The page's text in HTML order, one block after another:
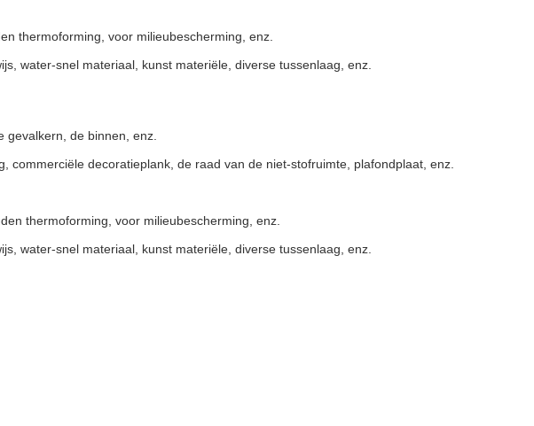
thermoforming, voor milieubescherming, enz.
water-snel materiaal, kunst materiële, diverse tussenlaag, enz.
gevalkern de binnen, enz.
commerciële decoratieplank, de raad van de niet-stofruimte, plafondplaat, enz.
thermoforming , voor milieubescherming, enz.
water-snel materiaal, kunst materiële, diverse tussenlaag, enz.